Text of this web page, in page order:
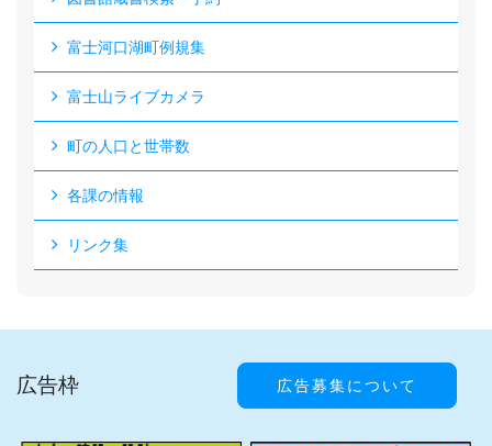
富士河口湖町例規集
富士山ライブカメラ
町の人口と世帯数
各課の情報
リンク集
広告枠 広告募集について